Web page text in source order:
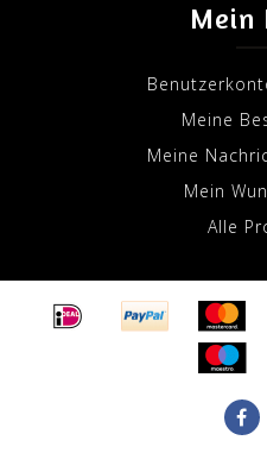
Mein
Meine
Meine
Mein
Alle